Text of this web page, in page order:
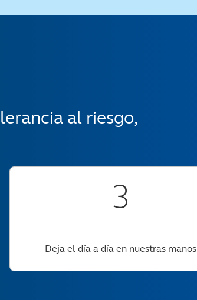
al riesgo,
3
Deja el día a día en nuestras manos​